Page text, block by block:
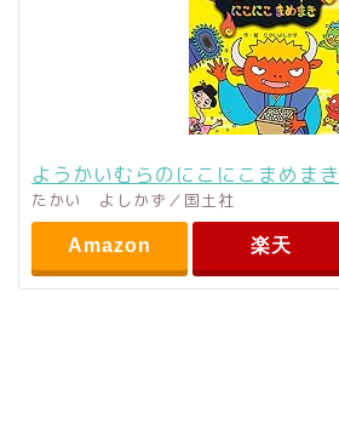
ようかいむらのにこにこまめまき
たかい よしかず／国土社
Amazon 楽天